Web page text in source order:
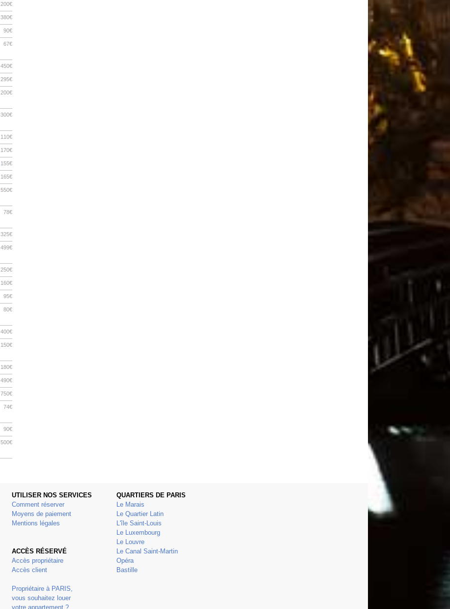
200€
380€
90€
67€
450€
295€
200€
300€
110€
170€
155€
165€
550€
78€
325€
499€
250€
160€
95€
80€
400€
150€
180€
490€
750€
74€
90€
500€
UTILISER NOS SERVICES
Comment réserver
Moyens de paiement
Mentions légales
ACCÈS RÉSERVÉ
Accès propriétaire
Accès client
Propriétaire à PARIS,
vous souhaitez louer
votre appartement ?
QUARTIERS DE PARIS
Le Marais
Le Quartier Latin
L'île Saint-Louis
Le Luxembourg
Le Louvre
Le Canal Saint-Martin
Opéra
Bastille